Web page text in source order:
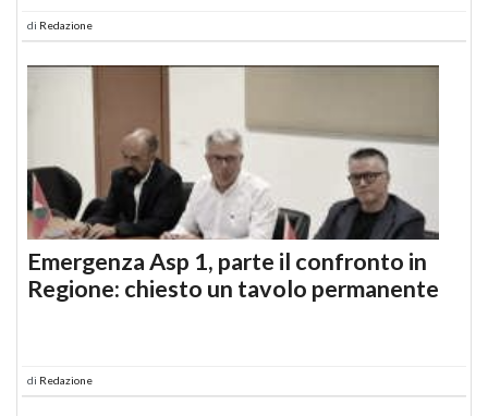
di Redazione
Emergenza Asp 1, parte il confronto in
Regione: chiesto un tavolo permanente
di Redazione